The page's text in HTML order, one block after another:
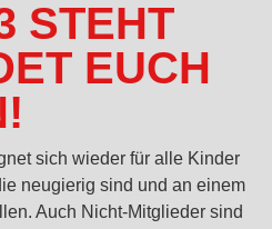
STEHT
EUCH
sich wieder für alle Kinder
neugierig sind und an einem
Auch Nicht-Mitglieder sind